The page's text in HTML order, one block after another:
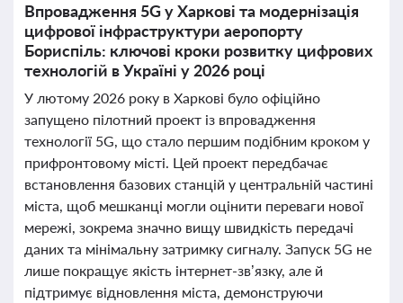
Впровадження 5G у Харкові та модернізація
цифрової інфраструктури аеропорту
Бориспіль: ключові кроки розвитку цифрових
технологій в Україні у 2026 році
У лютому 2026 року в Харкові було офіційно
запущено пілотний проект із впровадження
технології 5G, що стало першим подібним кроком у
прифронтовому місті. Цей проект передбачає
встановлення базових станцій у центральній частині
міста, щоб мешканці могли оцінити переваги нової
мережі, зокрема значно вищу швидкість передачі
даних та мінімальну затримку сигналу. Запуск 5G не
лише покращує якість інтернет-зв’язку, але й
підтримує відновлення міста, демонструючи